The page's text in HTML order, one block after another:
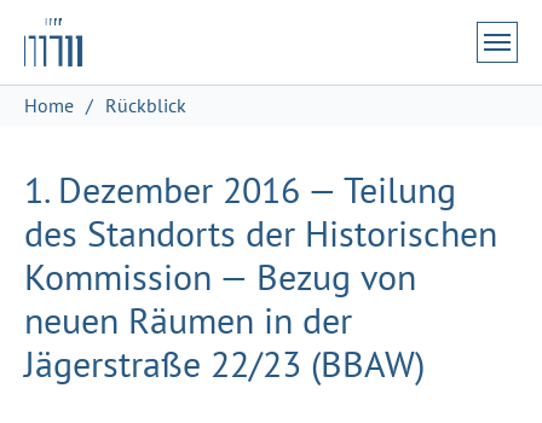
Zum Hauptinhalt springen
Skip to page footer
Sie sind hier:
Home Rückblick
1. Dezember 2016 — Teilung
des Standorts der Historischen
Kommission — Bezug von
neuen Räumen in der
Jägerstraße 22/23 (BBAW)